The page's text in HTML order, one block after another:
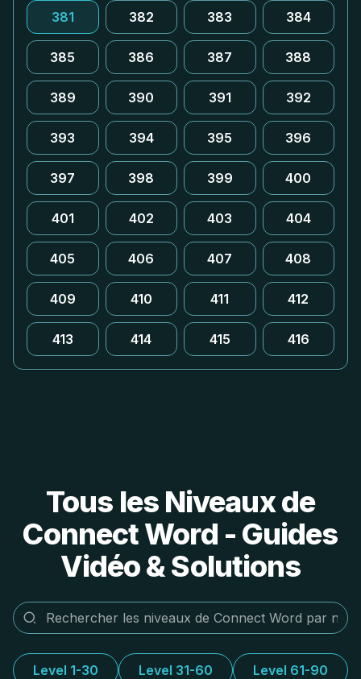
381 382 383 384
385 386 387 388
389 390 391 392
393 394 395 396
397 398 399 400
401 402 403 404
405 406 407 408
409 410 411 412
413 414 415 416
Tous les Niveaux de
Connect Word - Guides
Vidéo & Solutions
Level 1-30 Level 31-60 Level 61-90